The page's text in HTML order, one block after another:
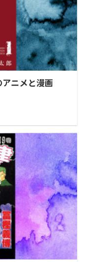
アニメと漫画